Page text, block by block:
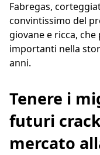
Fabregas,
convintissimo del
giovane e ricca,
importanti nella
anni.
Tenere i
futuri
mercato